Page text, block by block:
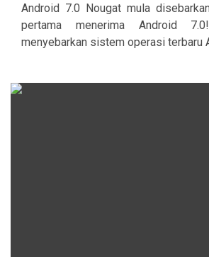
Android 7.0 Nougat mula
pertama menerima Android
menyebarkan sistem operasi terbaru